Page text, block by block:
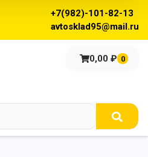
+7(982)-101-82-13
avtosklad95@mail.ru
0,00 ₽ 0